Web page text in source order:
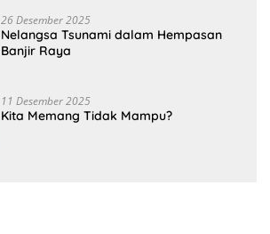
26 Desember 2025
Nelangsa Tsunami dalam Hempasan
Banjir Raya
11 Desember 2025
Kita Memang Tidak Mampu?